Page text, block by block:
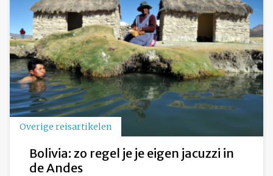
Overige reisartikelen
Bolivia: zo regel je je eigen jacuzzi in
de Andes